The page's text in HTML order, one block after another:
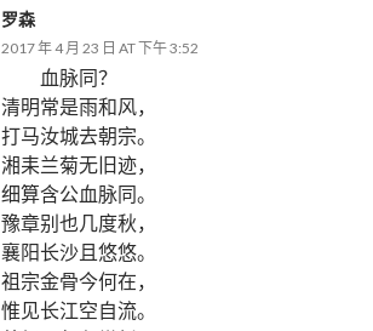
罗森
2017 年 4 月 23 日 AT 下午 3:52
血脉同？
清明常是雨和风，
打马汝城去朝宗。
湘耒兰菊无旧迹，
细算含公血脉同。
豫章别也几度秋，
襄阳长沙且悠悠。
祖宗金骨今何在，
惟见长江空自流。